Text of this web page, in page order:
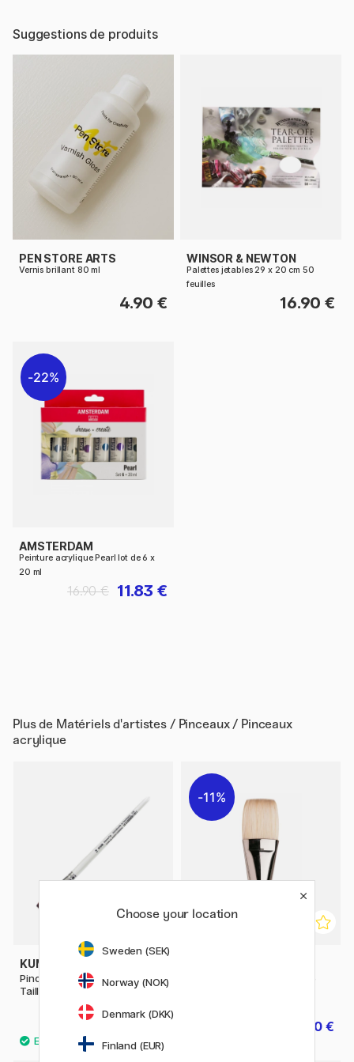
Suggestions de produits
PEN STORE ARTS
Vernis brillant 80 ml
4.90 €
WINSOR & NEWTON
Palettes jetables 29 x 20 cm 50
feuilles
16.90 €
22%
AMSTERDAM
Peinture acrylique Pearl lot de 6 x
20 ml
11.83 €
16.90 €
Plus de Matériels d'artistes / Pinceaux / Pinceaux
acrylique
KUM
Pinceau Memory Point Plat
Taille 14
11%
32.40 €
Choose your location
Sweden (SEK)
Norway (NOK)
Denmark (DKK)
Finland (EUR)